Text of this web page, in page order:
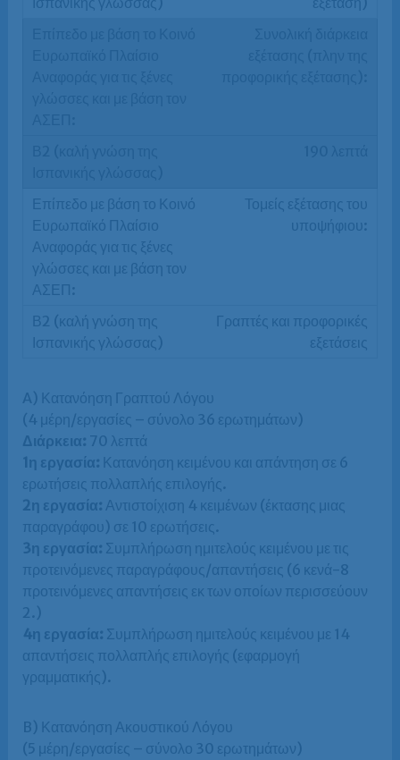
Τομείς εξέτασης του
υποψήφιου:
Γραπτές και προφορικές
εξετάσεις
A) Κατανόηση Γραπτού Λόγου
(4 μέρη/εργασίες – σύνολο 36 ερωτημάτων)
Διάρκεια: 70 λεπτά
1η εργασία: Κατανόηση κειμένου και απάντηση σε 6
ερωτήσεις πολλαπλής επιλογής.
2η εργασία: Αντιστοίχιση 4 κειμένων (έκτασης μιας
παραγράφου) σε 10 ερωτήσεις.
3η εργασία: Συμπλήρωση ημιτελούς κειμένου με τις
προτεινόμενες παραγράφους/απαντήσεις (6 κενά-8
προτεινόμενες απαντήσεις εκ των οποίων περισσεύουν
2.)
4η εργασία: Συμπλήρωση ημιτελούς κειμένου με 14
απαντήσεις πολλαπλής επιλογής (εφαρμογή
γραμματικής).
B) Κατανόηση Ακουστικού Λόγου
(5 μέρη/εργασίες – σύνολο 30 ερωτημάτων)